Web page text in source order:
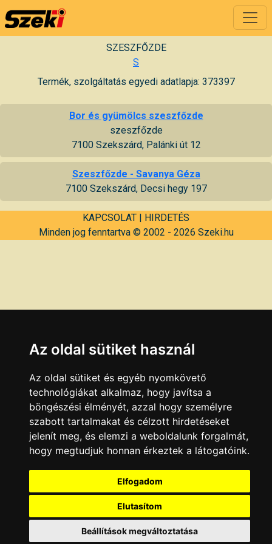
SZESZFŐZDE
S
Termék, szolgáltatás egyedi adatlapja: 373397
Bor és gyümölcs szeszfőzde
szeszfőzde
7100 Szekszárd, Palánki út 12
Szeszfőzde - Savanya Géza
7100 Szekszárd, Decsi hegy 197
KAPCSOLAT | HIRDETÉS
Minden jog fenntartva © 2002 - 2026 Szeki.hu
Az oldal sütiket használ
Az oldal sütiket és egyéb nyomkövető
technológiákat alkalmaz, hogy javítsa a
böngészési élményét, azzal hogy személyre
szabott tartalmakat és célzott hirdetéseket
jelenít meg, és elemzi a weboldalunk forgalmát,
hogy megtudjuk honnan érkeztek a látogatóink.
Elfogadom
Elutasítom
Beállítások megváltoztatása